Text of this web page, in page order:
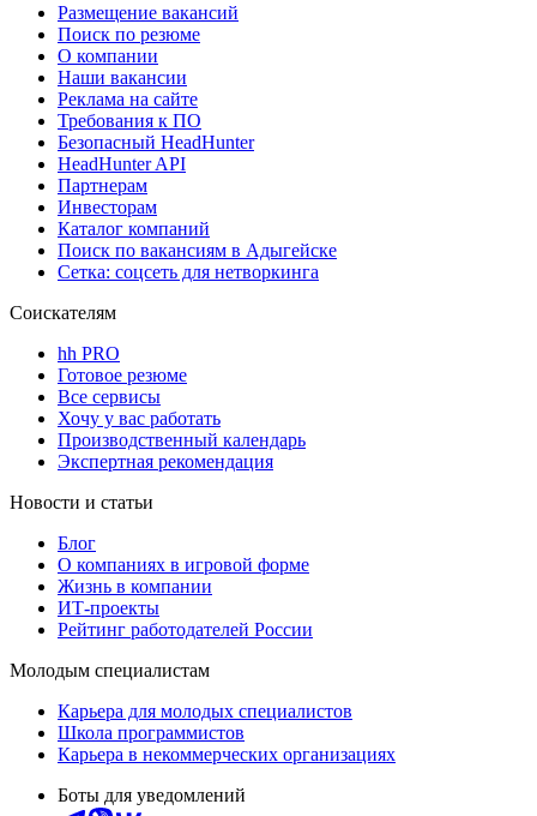
Размещение вакансий
Поиск по резюме
О компании
Наши вакансии
Реклама на сайте
Требования к ПО
Безопасный HeadHunter
HeadHunter API
Партнерам
Инвесторам
Каталог компаний
Поиск по вакансиям в Адыгейске
Сетка: соцсеть для нетворкинга
Соискателям
hh PRO
Готовое резюме
Все сервисы
Хочу у вас работать
Производственный календарь
Экспертная рекомендация
Новости и статьи
Блог
О компаниях в игровой форме
Жизнь в компании
ИТ-проекты
Рейтинг работодателей России
Молодым специалистам
Карьера для молодых специалистов
Школа программистов
Карьера в некоммерческих организациях
Боты для уведомлений